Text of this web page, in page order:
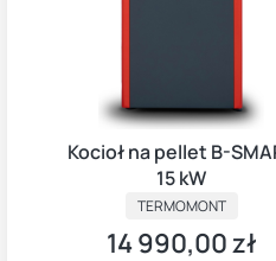
Kocioł na pellet B-
15 kW
TERMOMONT
Cena
14 990,00 zł